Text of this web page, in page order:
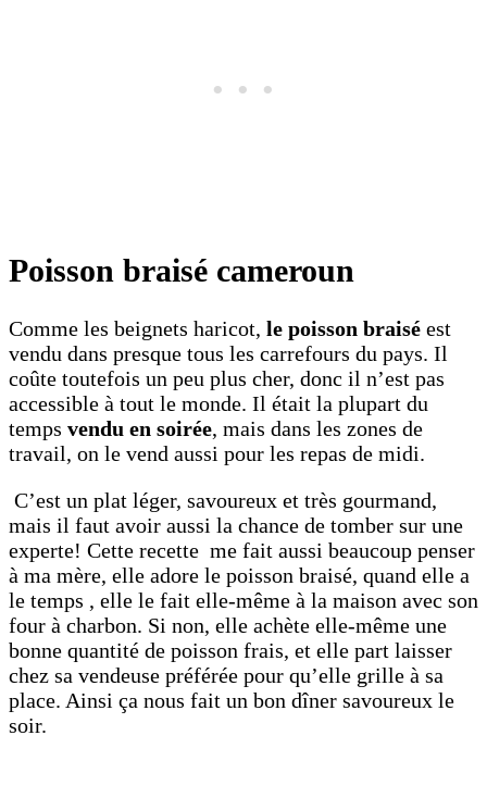
Poisson braisé cameroun
Comme les beignets haricot, le poisson braisé est
vendu dans presque tous les carrefours du pays. Il
coûte toutefois un peu plus cher, donc il n’est pas
accessible à tout le monde. Il était la plupart du
temps vendu en soirée, mais dans les zones de
travail, on le vend aussi pour les repas de midi.
C’est un plat léger, savoureux et très gourmand,
mais il faut avoir aussi la chance de tomber sur une
experte! Cette recette me fait aussi beaucoup penser
à ma mère, elle adore le poisson braisé, quand elle a
le temps , elle le fait elle-même à la maison avec son
four à charbon. Si non, elle achète elle-même une
bonne quantité de poisson frais, et elle part laisser
chez sa vendeuse préférée pour qu’elle grille à sa
place. Ainsi ça nous fait un bon dîner savoureux le
soir.